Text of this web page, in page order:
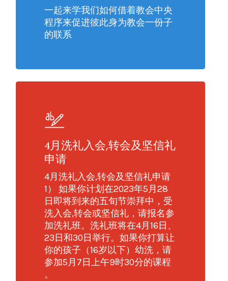
一起来学我们如何借着教会中央
程序来促进彼此身为教会一份子
的联系
4月洗礼入会,转会及坚信礼
申请
4月洗礼入会,转会及坚信礼申请
1） 如果你计划在2023年5月28
日即将到来的五旬节崇拜中，受
洗入会,转会或坚信礼，请报名参
加洗礼班。洗礼班将在4月16日、
23日和30日举行。如果你打算让
你的孩子（16岁以下）幼洗，请
参加5月7日上午9时30分的课程
。